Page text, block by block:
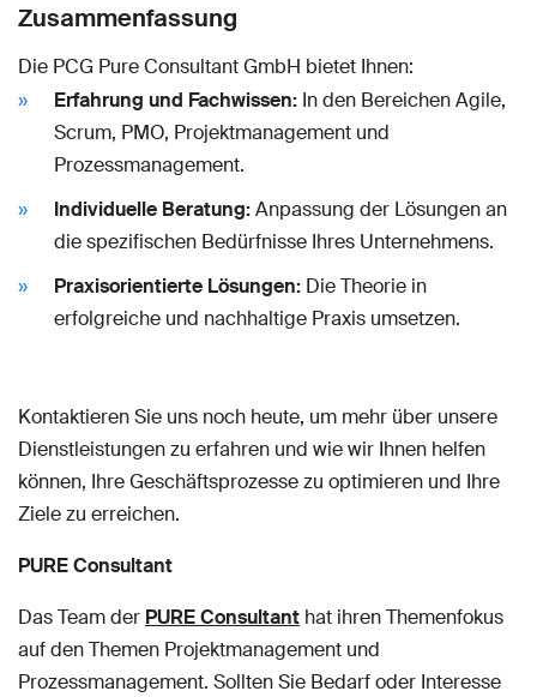
Zusammenfassung
Die PCG Pure Consultant GmbH bietet Ihnen:
Erfahrung und Fachwissen: In den Bereichen Agile,
Scrum, PMO, Projektmanagement und
Prozessmanagement.
Individuelle Beratung:Anpassung der Lösungen an
die spezifischen Bedürfnisse Ihres Unternehmens.
Praxisorientierte Lösungen: Die Theorie in
erfolgreiche und nachhaltige Praxis umsetzen.
Kontaktieren Sie uns noch heute, um mehr über unsere
Dienstleistungen zu erfahren und wie wir Ihnen helfen
können, Ihre Geschäftsprozesse zu optimieren und Ihre
Ziele zu erreichen.
PURE Consultant
Das Team der PURE Consultant hat ihren Themenfokus
auf den Themen Projektmanagement und
Prozessmanagement. Sollten Sie Bedarf oder Interesse